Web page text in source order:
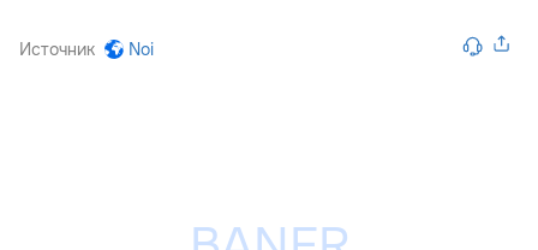
Источник Noi